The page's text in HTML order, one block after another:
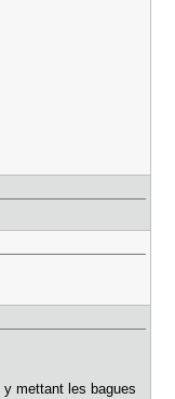
mettant les bagues